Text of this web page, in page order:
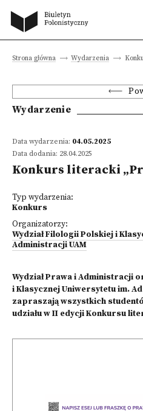
Strona główna Wydarzenia
Wydarzenie
Data wydarzenia: 04.05.2025
Data dodania: 28.04.2025
Konkurs literacki
Typ wydarzenia:
Konkurs
Organizatorzy:
Wydział Filologii Polskiej i
Administracji UAM
Wydział Prawa i Administracji
i Klasycznej Uniwersytetu im.
zapraszają wszystkich
udziału w II edycji Konkursu